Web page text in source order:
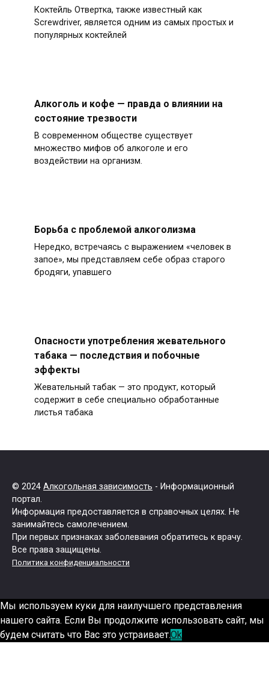
Коктейль Отвертка, также известный как
Screwdriver, является одним из самых простых и
популярных коктейлей
Алкоголь и кофе — правда о влиянии на
состояние трезвости
В современном обществе существует
множество мифов об алкоголе и его
воздействии на организм.
Борьба с проблемой алкоголизма
Нередко, встречаясь с выражением «человек в
запое», мы представляем себе образ старого
бродяги, упавшего
Опасности употребления жевательного
табака — последствия и побочные
эффекты
Жевательный табак — это продукт, который
содержит в себе специально обработанные
листья табака
© 2024 Алкогольная зависимость - Информационный
портал.
Информация предоставляется в справочных целях. Не
занимайтесь самолечением.
При первых признаках заболевания обратитесь к врачу.
Все права защищены.
Политика конфиденциальности
Мы используем куки для наилучшего представления
нашего сайта. Если Вы продолжите использовать сайт, мы
будем считать что Вас это устраивает.Ok